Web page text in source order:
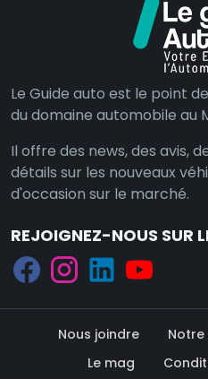
Le Guide auto est le point
du domaine automobile au
Il offre des news, des avis,
détails sur les nouveaux
d'occasion sur le marché.
REJOIGNEZ-NOUS SUR
Nous joindre
Le mag